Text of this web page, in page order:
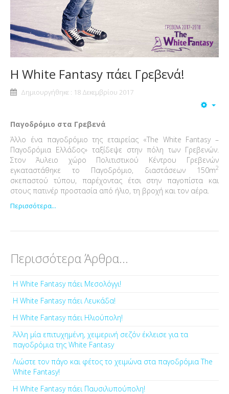
Η White Fantasy πάει Γρεβενά!
Δημιουργήθηκε : 18 Δεκεμβρίου 2017
Παγοδρόμιο στα Γρεβενά
Άλλο ένα παγοδρόμιο της εταιρείας «The White Fantasy –
Παγοδρόμια Ελλάδος» ταξίδεψε στην πόλη των Γρεβενών.
Στον Άυλειο χώρο Πολιτιστικού Κέντρου Γρεβενών
εγκαταστάθηκε το Παγοδρόμιο, διαστάσεων 150m2
σκεπαστού τύπου, παρέχοντας έτσι στην παγοπίστα και
στους πατινέρ προστασία από ήλιο, τη βροχή και τον αέρα.
Περισσότερα...
Περισσότερα Άρθρα...
Η White Fantasy πάει Μεσολόγγι!
Η White Fantasy πάει Λευκάδα!
Η White Fantasy πάει Ηλιούπολη!
Άλλη μία επιτυχημένη, χειμερινή σεζόν έκλεισε για τα
παγοδρόμια της White Fantasy
Λιώστε τον πάγο και φέτος το χειμώνα στα παγοδρόμια The
White Fantasy!
Η White Fantasy πάει Παυσιλυπούπολη!